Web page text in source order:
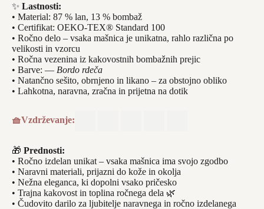
❄️
količina
✨ Lastnosti:
• Material: 87 % lan, 13 % bombaž
• Certifikat: OEKO-TEX® Standard 100
• Ročno delo – vsaka mašnica je unikatna, rahlo različna po
velikosti in vzorcu
• Ročna vezenina iz kakovostnih bombažnih prejic
• Barve: — Bordo rdeča
• Natančno sešito, obrnjeno in likano – za obstojno obliko
• Lahkotna, naravna, zračna in prijetna na dotik
🧺Vzdrževanje:
🎁 Prednosti:
• Ročno izdelan unikat – vsaka mašnica ima svojo zgodbo
• Naravni materiali, prijazni do kože in okolja
• Nežna eleganca, ki dopolni vsako pričesko
• Trajna kakovost in toplina ročnega dela 🌿
• Čudovito darilo za ljubitelje naravnega in ročno izdelanega